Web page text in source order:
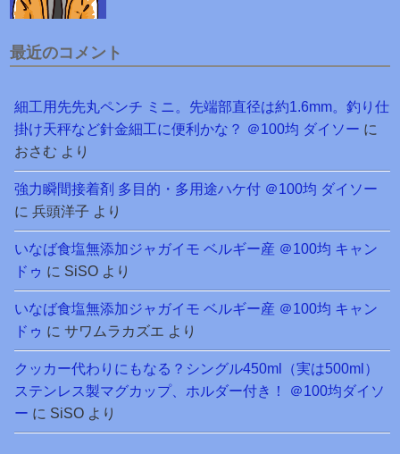
最近のコメント
細工用先先丸ペンチ ミニ。先端部直径は約1.6mm。釣り仕
掛け天秤など針金細工に便利かな？ ＠100均 ダイソー に
おさむ より
強力瞬間接着剤 多目的・多用途ハケ付 ＠100均 ダイソー
に兵頭洋子 より
いなば食塩無添加ジャガイモ ベルギー産 ＠100均 キャン
ドゥ に SiSO より
いなば食塩無添加ジャガイモ ベルギー産 ＠100均 キャン
ドゥ にサワムラカズエ より
クッカー代わりにもなる？シングル450ml（実は500ml）
ステンレス製マグカップ、ホルダー付き！ ＠100均ダイソ
ー に SiSO より